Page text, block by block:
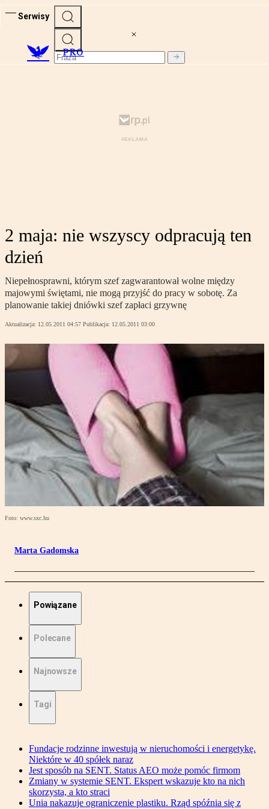
Serwisy
PRO
2 maja: nie wszyscy odpracują ten
dzień
Niepełnosprawni, którym szef zagwarantował wolne między
majowymi świętami, nie mogą przyjść do pracy w sobotę. Za
planowanie takiej dniówki szef zapłaci grzywnę
Aktualizacja: 12.05.2011 04:57 Publikacja: 12.05.2011 03:00
Foto: www.sxc.hu
Marta Gadomska
Powiązane
Polecane
Najnowsze
Tagi
Fundacje rodzinne inwestują w nieruchomości i energetykę.
Niektóre w 40 spółek naraz
Jest sposób na SENT. Status AEO może pomóc firmom
Zmiany w systemie SENT. Ekspert wskazuje kto na nich
skorzysta, a kto straci
Unia nakazuje ograniczenie plastiku. Rząd spóźnia się z